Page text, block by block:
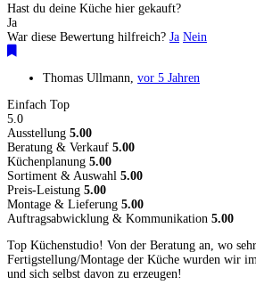
Hast du deine Küche hier gekauft?
Ja
War diese Bewertung hilfreich? Ja Nein
Thomas Ullmann vor 5 Jahren
Einfach Top
5.0
Ausstellung 5.00
Beratung & Verkauf 5.00
Küchenplanung 5.00
Sortiment & Auswahl 5.00
Preis-Leistung 5.00
Montage & Lieferung 5.00
Auftragsabwicklung & Kommunikation 5.00
Top Küchenstudio! Von der Beratung an, wo
Fertigstellung/Montage der Küche wurden wir
und sich selbst davon zu erzeugen!